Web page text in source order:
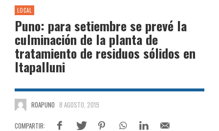
LOCAL
Puno: para setiembre se prevé la
culminación de la planta de
tratamiento de residuos sólidos en
Itapalluni
ROAPUNO 8 AGOSTO, 2019